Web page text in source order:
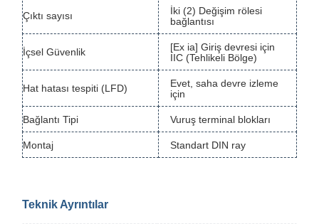
Çıktı sayısı
İki (2) Değişim rölesi
bağlantısı
İçsel Güvenlik
[Ex ia] Giriş devresi için
IIC (Tehlikeli Bölge)
Hat hatası tespiti (LFD)
Evet, saha devre izleme
için
Bağlantı Tipi Vuruş terminal blokları
Montaj Standart DIN ray
Teknik Ayrıntılar